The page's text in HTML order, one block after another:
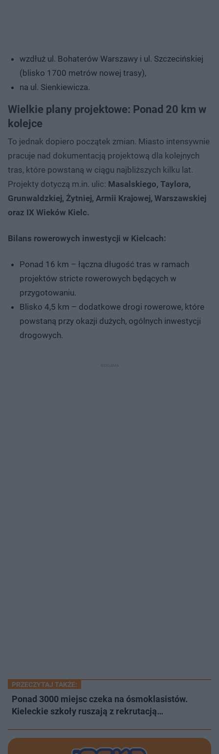
wzdłuż ul. Bohaterów Warszawy i ul. Szczecińskiej
(blisko 1700 metrów nowej trasy),
na ul. Sienkiewicza.
Wielkie plany projektowe: Ponad 20 km w
kolejce
To jednak dopiero początek zmian. Miasto intensywnie
pracuje nad dokumentacją projektową dla kolejnych
tras, które powstaną w ciągu najbliższych kilku lat.
Projekty dotyczą m.in. ulic: Masalskiego, Taylora,
Grunwaldzkiej, Żytniej, Armii Krajowej, Warszawskiej
oraz IX Wieków Kielc.
Bilans rowerowych inwestycji w Kielcach:
Ponad 16 km – łączna długość tras w ramach
projektów stricte rowerowych będących w
przygotowaniu.
Blisko 4,5 km – dodatkowe drogi rowerowe, które
powstaną przy okazji dużych, ogólnych inwestycji
drogowych.
PRZECZYTAJ TAKŻE:
Ponad 3000 miejsc czeka na ósmoklasistów.
Kieleckie szkoły ruszają z rekrutacją…